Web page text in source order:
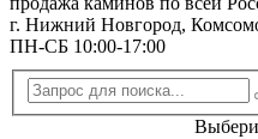
г. Нижний Новгород,
ПН-СБ 10:00-17:00